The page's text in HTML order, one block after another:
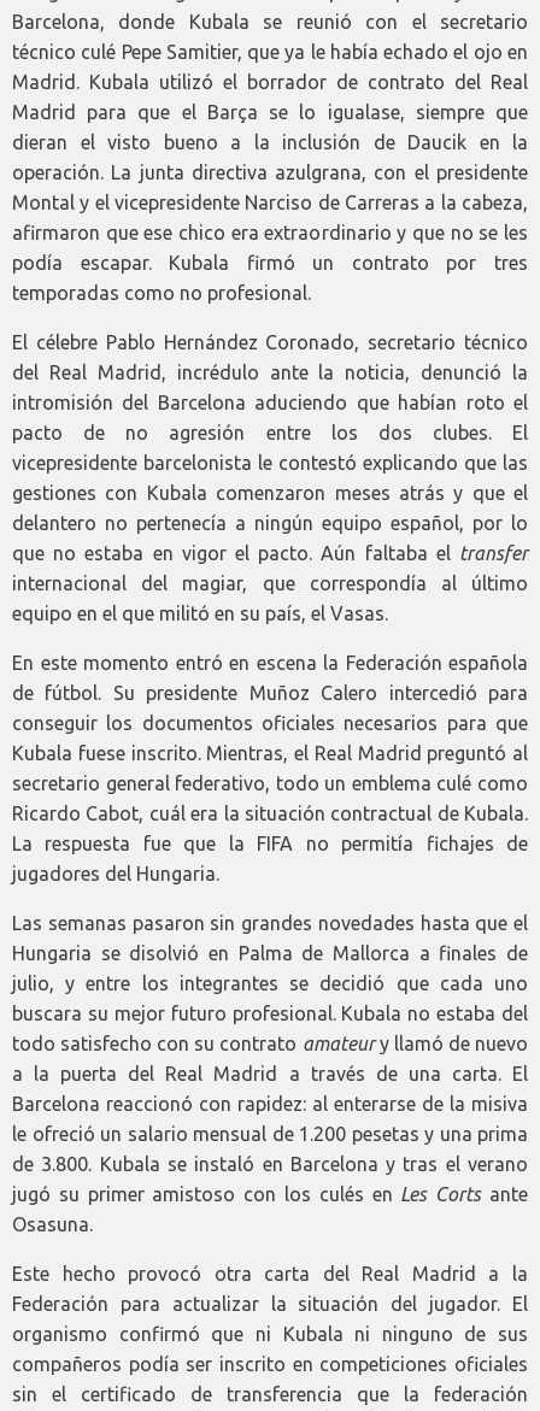
Barcelona, donde Kubala se reunió con el secretario
técnico culé Pepe Samitier, que ya le había echado el ojo en
Madrid. Kubala utilizó el borrador de contrato del Real
Madrid para que el Barça se lo igualase, siempre que
dieran el visto bueno a la inclusión de Daucik en la
operación. La junta directiva azulgrana, con el presidente
Montal y el vicepresidente Narciso de Carreras a la cabeza,
afirmaron que ese chico era extraordinario y que no se les
podía escapar. Kubala firmó un contrato por tres
temporadas como no profesional.
El célebre Pablo Hernández Coronado, secretario técnico
del Real Madrid, incrédulo ante la noticia, denunció la
intromisión del Barcelona aduciendo que habían roto el
pacto de no agresión entre los dos clubes. El
vicepresidente barcelonista le contestó explicando que las
gestiones con Kubala comenzaron meses atrás y que el
delantero no pertenecía a ningún equipo español, por lo
que no estaba en vigor el pacto. Aún faltaba el transfer
internacional del magiar, que correspondía al último
equipo en el que militó en su país, el Vasas.
En este momento entró en escena la Federación española
de fútbol. Su presidente Muñoz Calero intercedió para
conseguir los documentos oficiales necesarios para que
Kubala fuese inscrito. Mientras, el Real Madrid preguntó al
secretario general federativo, todo un emblema culé como
Ricardo Cabot, cuál era la situación contractual de Kubala.
La respuesta fue que la FIFA no permitía fichajes de
jugadores del Hungaria.
Las semanas pasaron sin grandes novedades hasta que el
Hungaria se disolvió en Palma de Mallorca a finales de
julio, y entre los integrantes se decidió que cada uno
buscara su mejor futuro profesional. Kubala no estaba del
todo satisfecho con su contrato amateury llamó de nuevo
a la puerta del Real Madrid a través de una carta. El
Barcelona reaccionó con rapidez: al enterarse de la misiva
le ofreció un salario mensual de 1.200 pesetas y una prima
de 3.800. Kubala se instaló en Barcelona y tras el verano
jugó su primer amistoso con los culés en Les Cortsante
Osasuna.
Este hecho provocó otra carta del Real Madrid a la
Federación para actualizar la situación del jugador. El
organismo confirmó que ni Kubala ni ninguno de sus
compañeros podía ser inscrito en competiciones oficiales
sin el certificado de transferencia que la federación